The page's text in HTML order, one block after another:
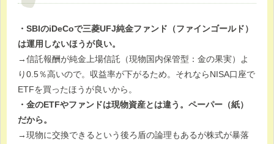
・SBIのiDeCoで三菱UFJ純金ファンド（ファインゴールド）
は運用しないほうが良い。
→信託報酬が純金上場信託（現物国内保管型：金の果実）よ
り0.5％高いので。収益率が下がるため。それならNISA口座で
ETFを買ったほうが良いから。
・金のETFやファンドは現物資産とは違う。ペーパー（紙）
だから。
→現物に交換できるという後ろ盾の論理もあるが株式が暴落